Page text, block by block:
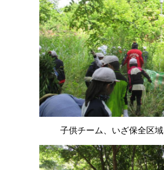
子供チーム、いざ保全区域